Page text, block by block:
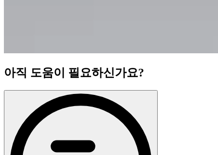
아직 도움이 필요하신가요?